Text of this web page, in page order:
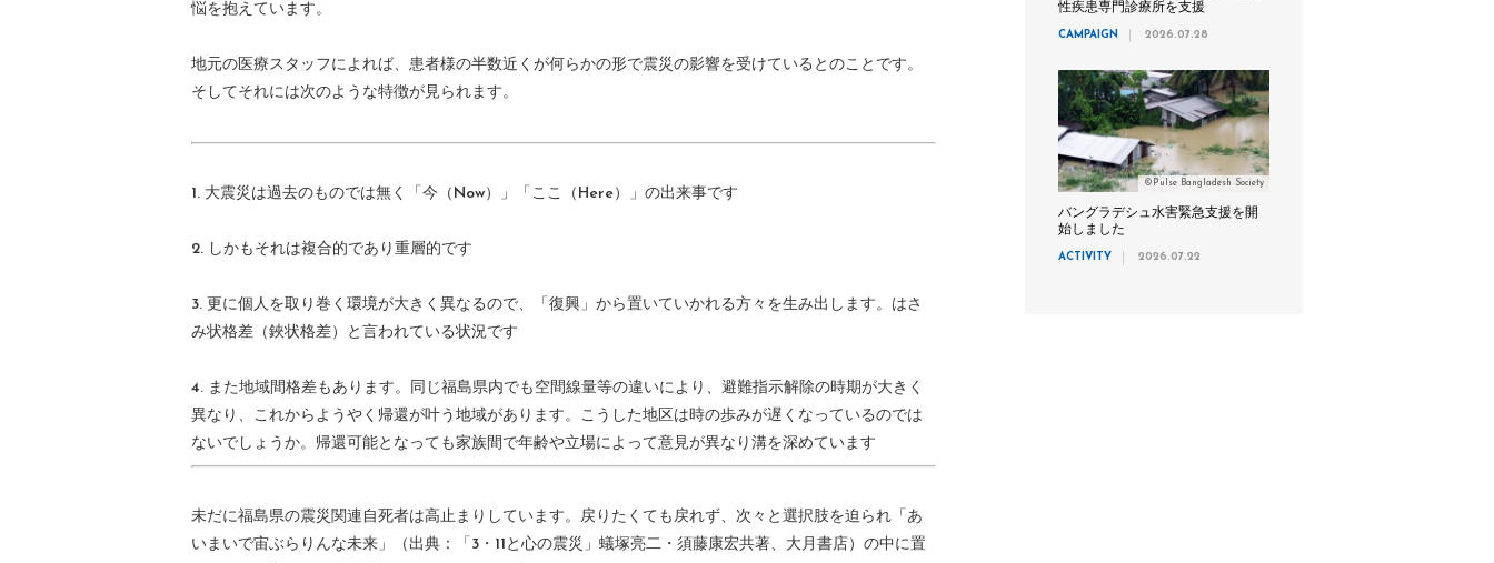
悩を抱えています。
地元の医療スタッフによれば、患者様の半数近くが何らかの形で震災の影響を受けているとのことです。
そしてそれには次のような特徴が見られます。
1. 大震災は過去のものでは無く「今（Now）」「ここ（Here）」の出来事です
2. しかもそれは複合的であり重層的です
3. 更に個人を取り巻く環境が大きく異なるので、「復興」から置いていかれる方々を生み出します。はさ
み状格差（鋏状格差）と言われている状況です
4. また地域間格差もあります。同じ福島県内でも空間線量等の違いにより、避難指示解除の時期が大きく
異なり、これからようやく帰還が叶う地域があります。こうした地区は時の歩みが遅くなっているのでは
ないでしょうか。帰還可能となっても家族間で年齢や立場によって意見が異なり溝を深めています
未だに福島県の震災関連自死者は高止まりしています。戻りたくても戻れず、次々と選択肢を迫られ「あ
いまいで宙ぶらりんな未来」（出典：「3・11と心の震災」蟻塚亮二・須藤康宏共著、大月書店）の中に置
性疾患専門診療所を支援
CAMPAIGN 2026.07.28
©Pulse Bangladesh Society
バングラデシュ水害緊急支援を開
始しました
ACTIVITY 2026.07.22